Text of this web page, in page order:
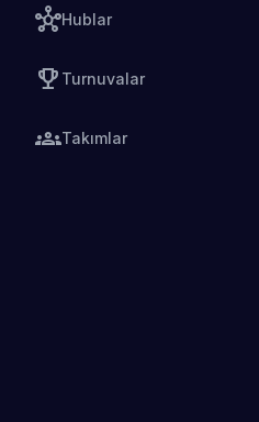
hubHublar
emoji_events Turnuvalar
groupsTakımlar